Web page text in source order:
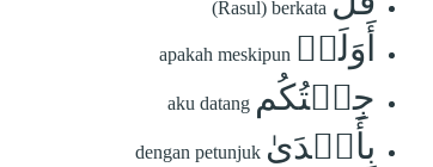
(Rasul) berkata
أَوَلَوۡ apakah meskipun
جِئۡتُكُم aku datang
بِأَهۡدَىٰ dengan petunjuk